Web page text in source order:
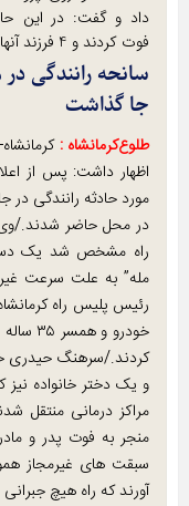
داد و گفت: در این
فوت کردند و 4 فرزند آنها زخمی شدند.
جا گذاشت
طلوع‌‌کرمانشاه :
مورد حادثه رانندگی در
در محل حاضر شدند./وی
مله” به علت سرعت
خودرو
و یک دختر خانواده
مراکز درمانی منتقل
منجر به فوت پدر و
سبقت های غیرمجاز
آورند که راه هیچ